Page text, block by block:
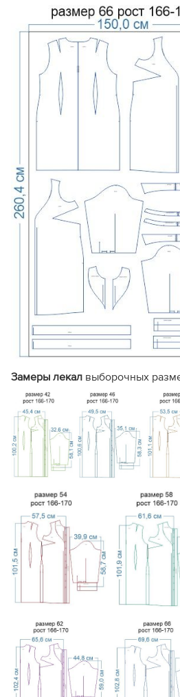
покупателей
отзывов ,
годы работы
Кому подойдет, а кому не
«Эконом»?
Рекомендуется:
, которые
моделировать внутренние
подкладку), рассчитывать
корректировать изделие по
Желающим сэкономить, кто
цену, готов
лет и собирать лекала по
обрезки полей.
Не рекомендуется:
Новичкам в шитье
, которым
пошаговые подсказки,
прибавок и готовые детали
фотографий отшитого
посадку придется оценивать
конструкции.
Замеры лекал выборочных